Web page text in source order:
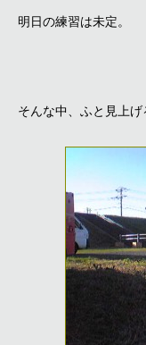
明日の練習は未定。
そんな中、ふと見上げ